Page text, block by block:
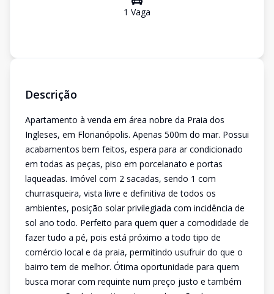
1 Vaga
Descrição
Apartamento à venda em área nobre da Praia dos
Ingleses, em Florianópolis. Apenas 500m do mar. Possui
acabamentos bem feitos, espera para ar condicionado
em todas as peças, piso em porcelanato e portas
laqueadas. Imóvel com 2 sacadas, sendo 1 com
churrasqueira, vista livre e definitiva de todos os
ambientes, posição solar privilegiada com incidência de
sol ano todo. Perfeito para quem quer a comodidade de
fazer tudo a pé, pois está próximo a todo tipo de
comércio local e da praia, permitindo usufruir do que o
bairro tem de melhor. Ótima oportunidade para quem
busca morar com requinte num preço justo e também